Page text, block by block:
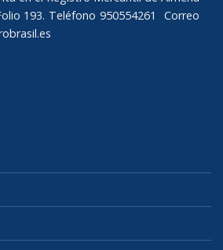
193. Teléfono 950554261 Correo